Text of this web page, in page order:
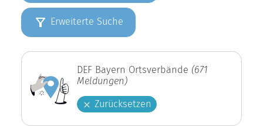
Erweiterte Suche
DEF Bayern Ortsverbände (671
Meldungen)
Zurücksetzen